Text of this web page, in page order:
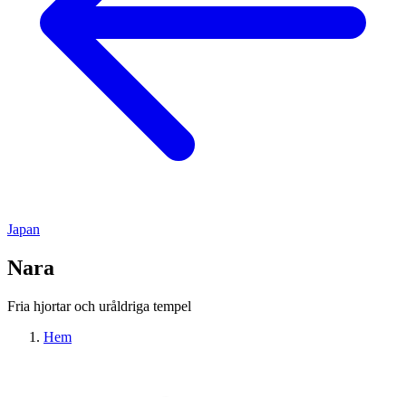
Japan
Nara
Fria hjortar och uråldriga tempel
Hem